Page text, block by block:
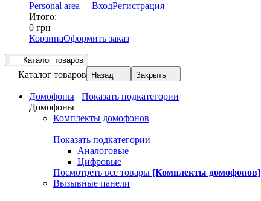
Personal area ВходРегистрация
Итого:
0 грн
КорзинаОформить заказ
Каталог товаров
Каталог товаров Назад Закрыть
Домофоны
Показать подкатегории
Домофоны
Комплекты домофонов
Показать подкатегории
Аналоговые
Цифровые
Посмотреть все товары [Комплекты домофонов]
Вызывные панели